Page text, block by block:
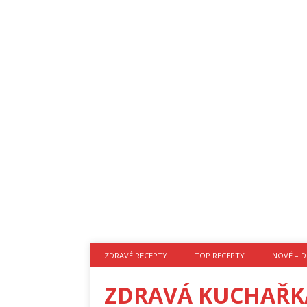
ZDRAVÉ RECEPTY TOP RECEPTY NOVÉ –
ZDRAVÁ